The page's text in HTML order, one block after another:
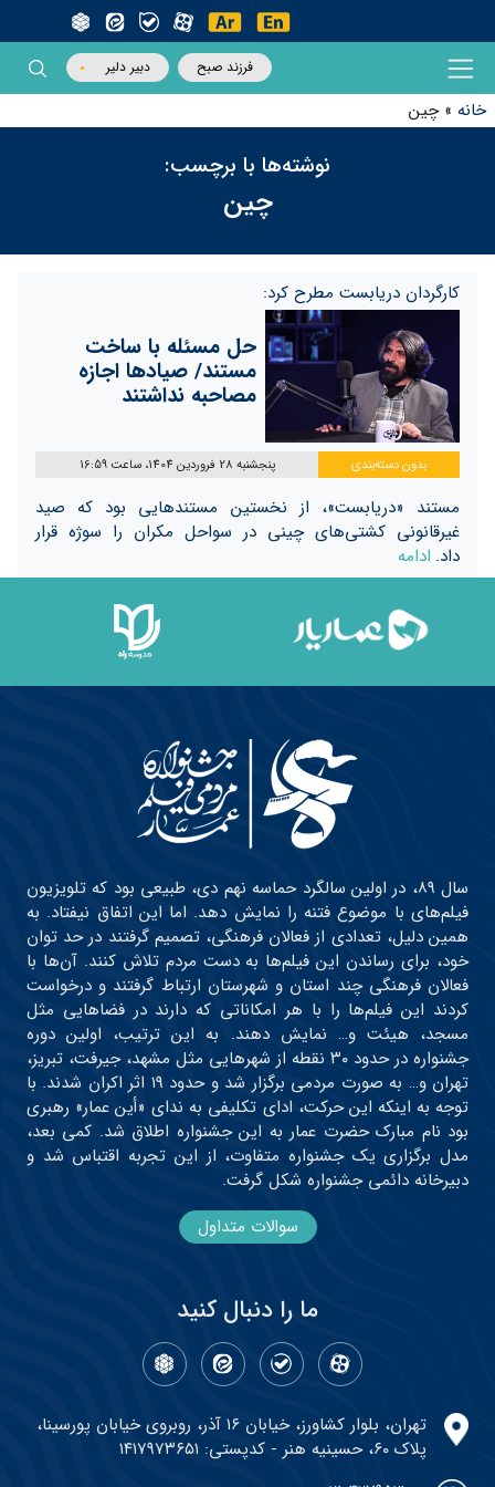
فرزند صبح دبیر دلیر
خانه »چین
نوشته‌ها با برچسب:
چین
کارگردان دریابست مطرح کرد:
حل مسئله با ساخت
مستند/ صیادها اجازه
مصاحبه نداشتند
بدون دسته‌بندی پنجشنبه 28 فروردین 1404، ساعت 16:59
مستند «دریابست»، از نخستین مستندهایی بود که صید
غیرقانونی کشتی‌های چینی در سواحل مکران را سوژه قرار
داد. ادامه
سال ۸۹، در اولین سالگرد حماسه نهم دی، طبیعی بود که تلویزیون
فیلم‌های با موضوع فتنه را نمایش دهد. اما این اتفاق نیفتاد. به
همین دلیل، تعدادی از فعالان فرهنگی، تصمیم گرفتند در حد توان
خود، برای رساندن این فیلم‌ها به دست مردم تلاش کنند. آن‌ها با
فعالان فرهنگی چند استان و شهرستان ارتباط گرفتند و درخواست
کردند این فیلم‌ها را با هر امکاناتی که دارند در فضاهایی مثل
مسجد، هیئت و… نمایش دهند. به این ترتیب، اولین دوره
جشنواره در حدود ۳۰ نقطه از شهرهایی مثل مشهد، جیرفت، تبریز،
تهران و… به صورت مردمی برگزار شد و حدود ۱۹ اثر اکران شدند. با
توجه به اینکه این حرکت، ادای تکلیفی به ندای «أین عمار» رهبری
بود نام مبارک حضرت عمار به این جشنواره اطلاق شد. کمی بعد،
مدل برگزاری یک جشنواره متفاوت، از این تجربه اقتباس شد و
دبیرخانه دائمی جشنواره شکل گرفت.
سوالات متداول
ما را دنبال کنید
تهران، بلوار کشاورز، خیابان ۱۶ آذر، روبروی خیابان پورسینا،
پلاک ۶۰، حسینیه هنر - کدپستی: ۱۴۱۷۹۷۳۶۵۱